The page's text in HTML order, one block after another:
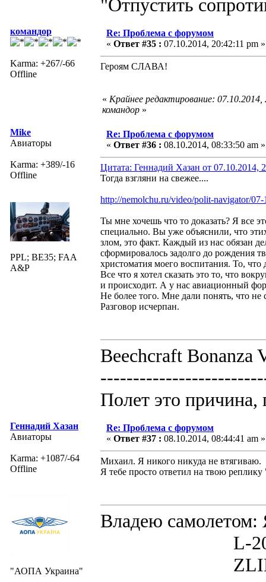
"Отпустить
командор
Karma: +267/-66
Offline
Re: Проблема с форумом
« Ответ #35 : 07.10.2014, 20:42:11 pm »
Героям СЛАВА!
« Крайнее редактирование:
командор »
Mike
Авиаторы
Karma: +389/-16
Offline
PPL; BE35; FAA
A&P
Re: Проблема с форумом
« Ответ #36 : 08.10.2014, 08:33:50 am »
Цитата: Геннадий Хазан от 07.10.2014,
Тогда взгляни на свежее....
http://nemolchu.ru/video/polit-navigator/
Ты мне хочешь что то доказать? Я все
специально. Вы уже объяснили, что
злом, это факт. Каждый из нас обязан
сформировалось задолго до рождения
христоматия моего воспитания. То,
Все что я хотел сказать это то, что
и происходит. А у нас авиационный
Не более того. Мне дали понять, что не
Разговор исчерпан.
Beechcraft Bonanza
Полет это причина,
Геннадий Хазан
Авиаторы
Karma: +1087/-64
Offline
"АОПА Украина"
Re: Проблема с форумом
« Ответ #37 : 08.10.2014, 08:44:41 am »
Михаил. Я никого никуда не втягиваю.
Я тебе просто ответил на твою
Владею
L-200D
ZLIN 526